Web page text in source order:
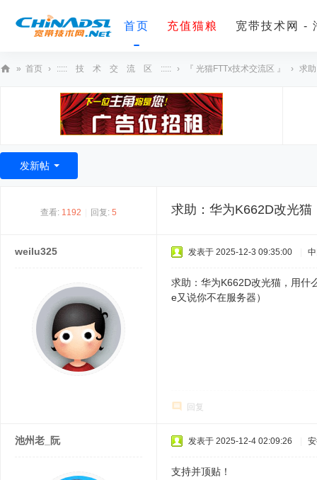
首页 充值猫粮 宽带技术网 -
术
» 首页 › ::::: 技 术 交 流 区 ::::: › 『 光猫FTTx技术交流区 』 › 求
发新帖
查看: 1192 回复: 5 求助：华为K662D改光猫
weilu325 发表于 2025-12-3 09:35:00
求助：华为K662D改光猫，用什
e又说你不在服务器）
回复
池州老_阮 发表于 2025-12-4 02:09:26
支持并顶贴！